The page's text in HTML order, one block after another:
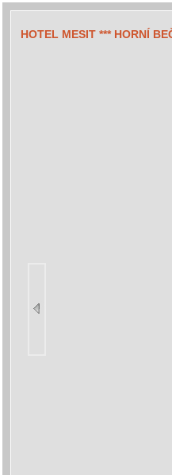
HOTEL MESIT *** HORNÍ